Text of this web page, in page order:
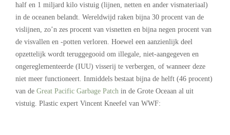
half en 1 miljard kilo vistuig (lijnen, netten en ander vismateriaal)
in de oceanen belandt. Wereldwijd raken bijna 30 procent van de
vislijnen, zo’n zes procent van visnetten en bijna negen procent van
de visvallen en -potten verloren. Hoewel een aanzienlijk deel
opzettelijk wordt teruggegooid om illegale, niet-aangegeven en
ongereglementeerde (IUU) visserij te verbergen, of wanneer deze
niet meer functioneert. Inmiddels bestaat bijna de helft (46 procent)
van de Great Pacific Garbage Patch in de Grote Oceaan al uit
vistuig. Plastic expert Vincent Kneefel van WWF: